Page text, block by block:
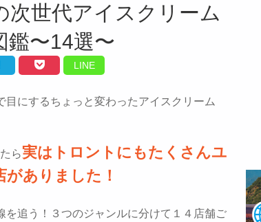
次世代アイスクリーム
鑑〜14選〜
LINE
にするちょっと変わったアイスクリーム
ら実はトロントにもたくさんユ
ありました！
追う！３つのジャンルに分けて１４店舗ご